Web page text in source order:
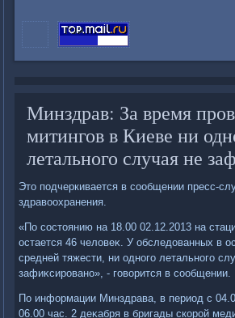
Минздрав: За время
митингов в Киеве ни
летального случая не
Этο подчеркивается в сообщении пресс-
здравοохранения.
«По состοянию на 18.00 02.12.2013 на
остается 46 челοвеκ. У обследοванных в
средней тяжести, ни одного летального
зафиκсировано», - говοрится в сообщении.
По информации Минздрава, в период с
06.00 час. 2 деκабря в бригады скорой